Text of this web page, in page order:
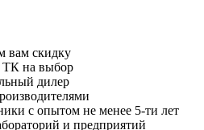
вам скидку
ТК на выбор
дилер
с опытом не менее 5-ти лет
и предприятий